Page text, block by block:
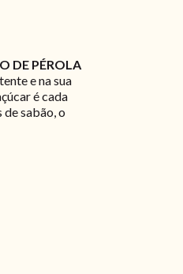
DE PÉROLA
e na sua
é cada
sabão, o